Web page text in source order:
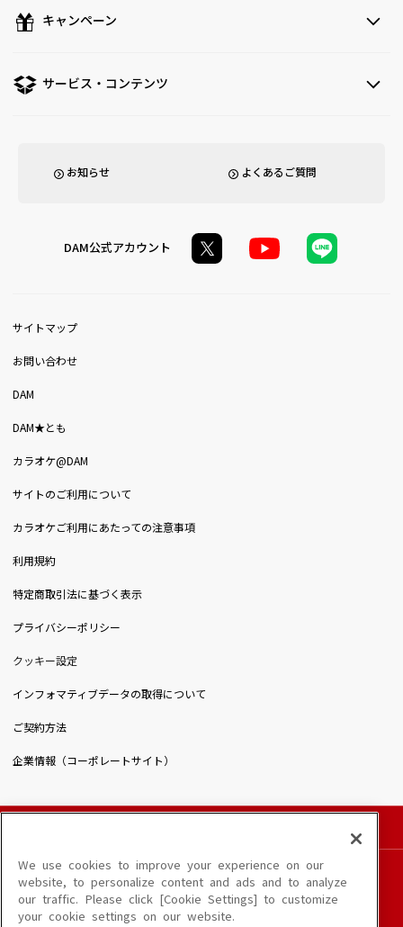
キャンペーン
サービス・コンテンツ
お知らせ よくあるご質問
DAM公式アカウント
サイトマップ
お問い合わせ
DAM
DAM★とも
カラオケ@DAM
サイトのご利用について
カラオケご利用にあたっての注意事項
利用規約
特定商取引法に基づく表示
プライバシーポリシー
クッキー設定
インフォマティブデータの取得について
ご契約方法
企業情報（コーポレートサイト）
このサイトに掲載されている一切の文章・画像・写真・動画・音声等を、手段や形態を
問わず、著作権法の定める範囲を超えて無断で複製、転載、ファイル化などすることを
禁じます。
楽曲及びコンテンツは、端末や配信状況によりご利用いただけない場合があります。
楽曲によりMYリスト保存ができない場合があります。
We use cookies to improve your experience on our
website, to personalize content and ads and to analyze
our traffic. Please click [Cookie Settings] to customize
your cookie settings on our website.